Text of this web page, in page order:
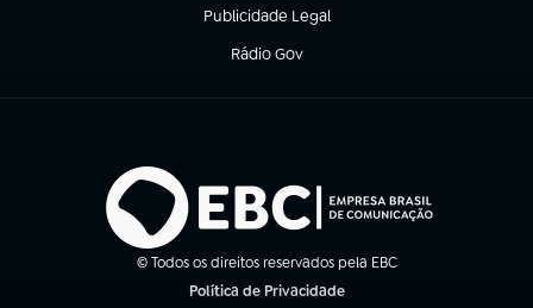
Publicidade Legal
(abre em nova aba)
Rádio Gov
(abre em nova aba)
© Todos os direitos reservados pela EBC
Política de Privacidade